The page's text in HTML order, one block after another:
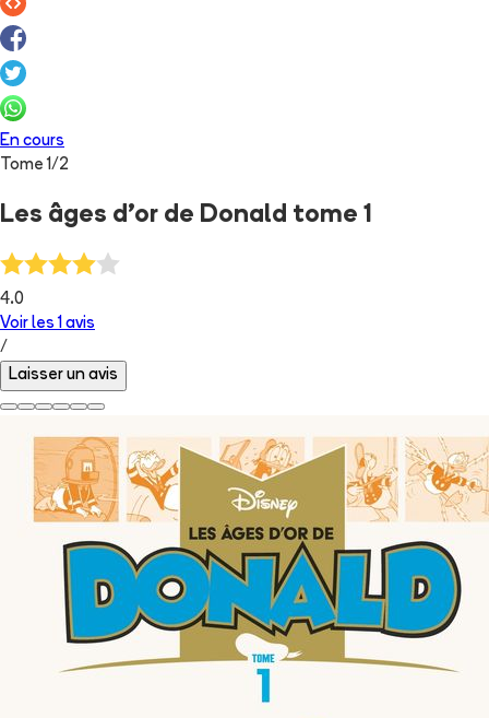
En cours
Tome1/2
Les âges d'or de Donald tome 1
4.0
Voir les 1 avis
/
Laisser un avis